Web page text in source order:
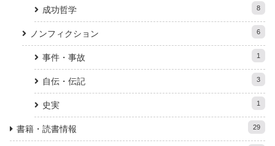
成功哲学 8
ノンフィクション 6
事件・事故 1
自伝・伝記 3
史実 1
書籍・読書情報 29